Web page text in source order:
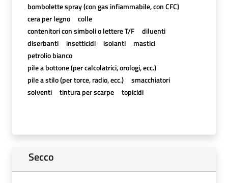
bombolette spray (con gas infiammabile, con CFC)
cera per legno
colle
contenitori con simboli o lettere T/F
diluenti
diserbanti
insetticidi isolanti
mastici
petrolio bianco
pile a bottone (per calcolatrici, orologi, ecc.)
pile a stilo (per torce, radio, ecc.)
smacchiatori
solventi
tintura per scarpe topicidi
Secco